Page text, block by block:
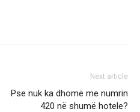
Next article
Pse nuk ka dhomë me numrin
420 në shumë hotele?